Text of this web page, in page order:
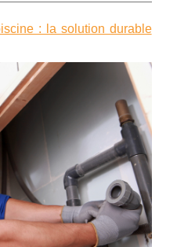
: la solution durable